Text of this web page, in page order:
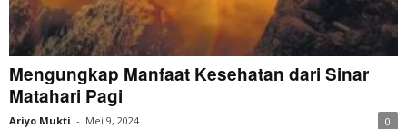
Mengungkap Manfaat Kesehatan dari Sinar
Matahari Pagi
Ariyo Mukti - Mei 9, 2024 0